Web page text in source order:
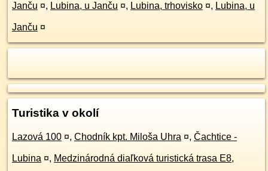
Janču ¤, Lubina, u Janču ¤, Lubina, trhovisko ¤, Lubina, u
Janču ¤
Turistika v okolí
Lazová 100 ¤, Chodník kpt. Miloša Uhra ¤, Čachtice -
Lubina ¤, Medzinárodná diaľková turistická trasa E8,